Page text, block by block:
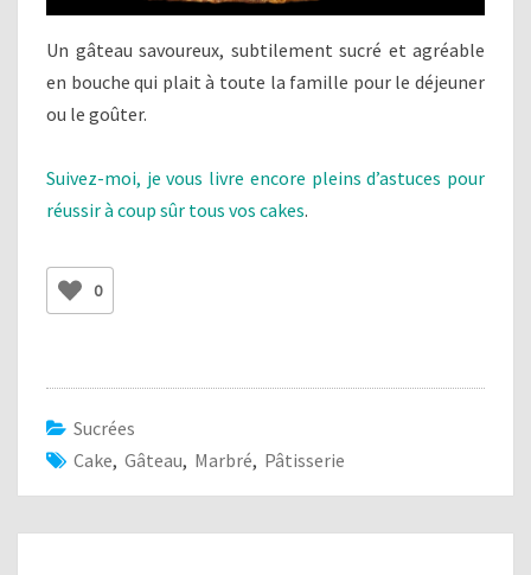
Un gâteau savoureux, subtilement sucré et agréable
en bouche qui plait à toute la famille pour le déjeuner
ou le goûter.
Suivez-moi, je vous livre encore pleins d’astuces pour
réussir à coup sûr tous vos cakes.
0
Sucrées
Cake, Gâteau, Marbré, Pâtisserie